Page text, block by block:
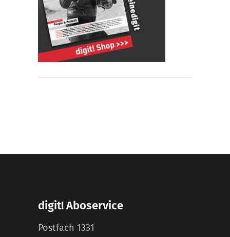
digit! Aboservice
Postfach 1331